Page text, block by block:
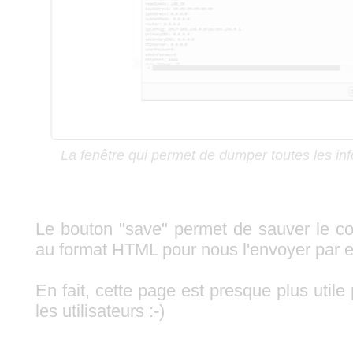
La fenêtre qui permet de dumper toutes les
Le bouton "save" permet de sauver le
au format HTML pour nous l'envoyer par
En fait, cette page est presque plus utile
les utilisateurs :-)